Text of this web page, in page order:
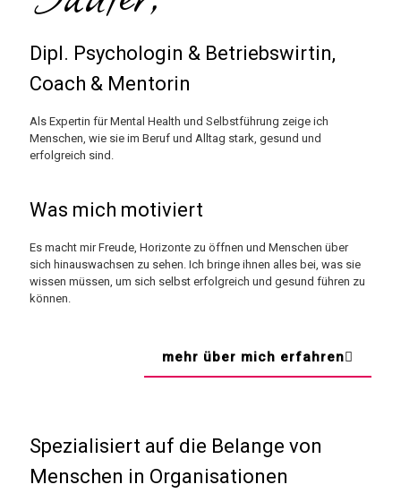
Dipl. Psychologin & Betriebswirtin,
Coach & Mentorin
Als Expertin für Mental Health und Selbstführung zeige ich
Menschen, wie sie im Beruf und Alltag stark, gesund und
erfolgreich sind.
Was mich motiviert
Es macht mir Freude, Horizonte zu öffnen und Menschen über
sich hinauswachsen zu sehen. Ich bringe ihnen alles bei, was sie
wissen müssen, um sich selbst erfolgreich und gesund führen zu
können.
mehr über mich erfahren
Spezialisiert auf die Belange von
Menschen in Organisationen